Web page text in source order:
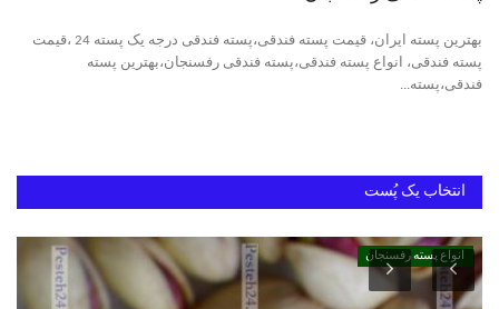
دانستنیهای پـسـتـه رفسنجان
بهترین پسته ایران، قیمت پسته فندقی،پسته فندقی درجه یک پسته 24 ،قیمت
پسته فندقی، انواع پسته فندقی،پسته فندقی رفسنجان،بهترین پسته
فندقی،پسته...
انتخاب یک پُست
انواع پسته رفسنجان